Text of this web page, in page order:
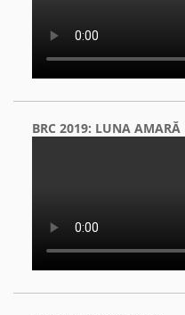
BRC 2019: LUNA AMARĂ